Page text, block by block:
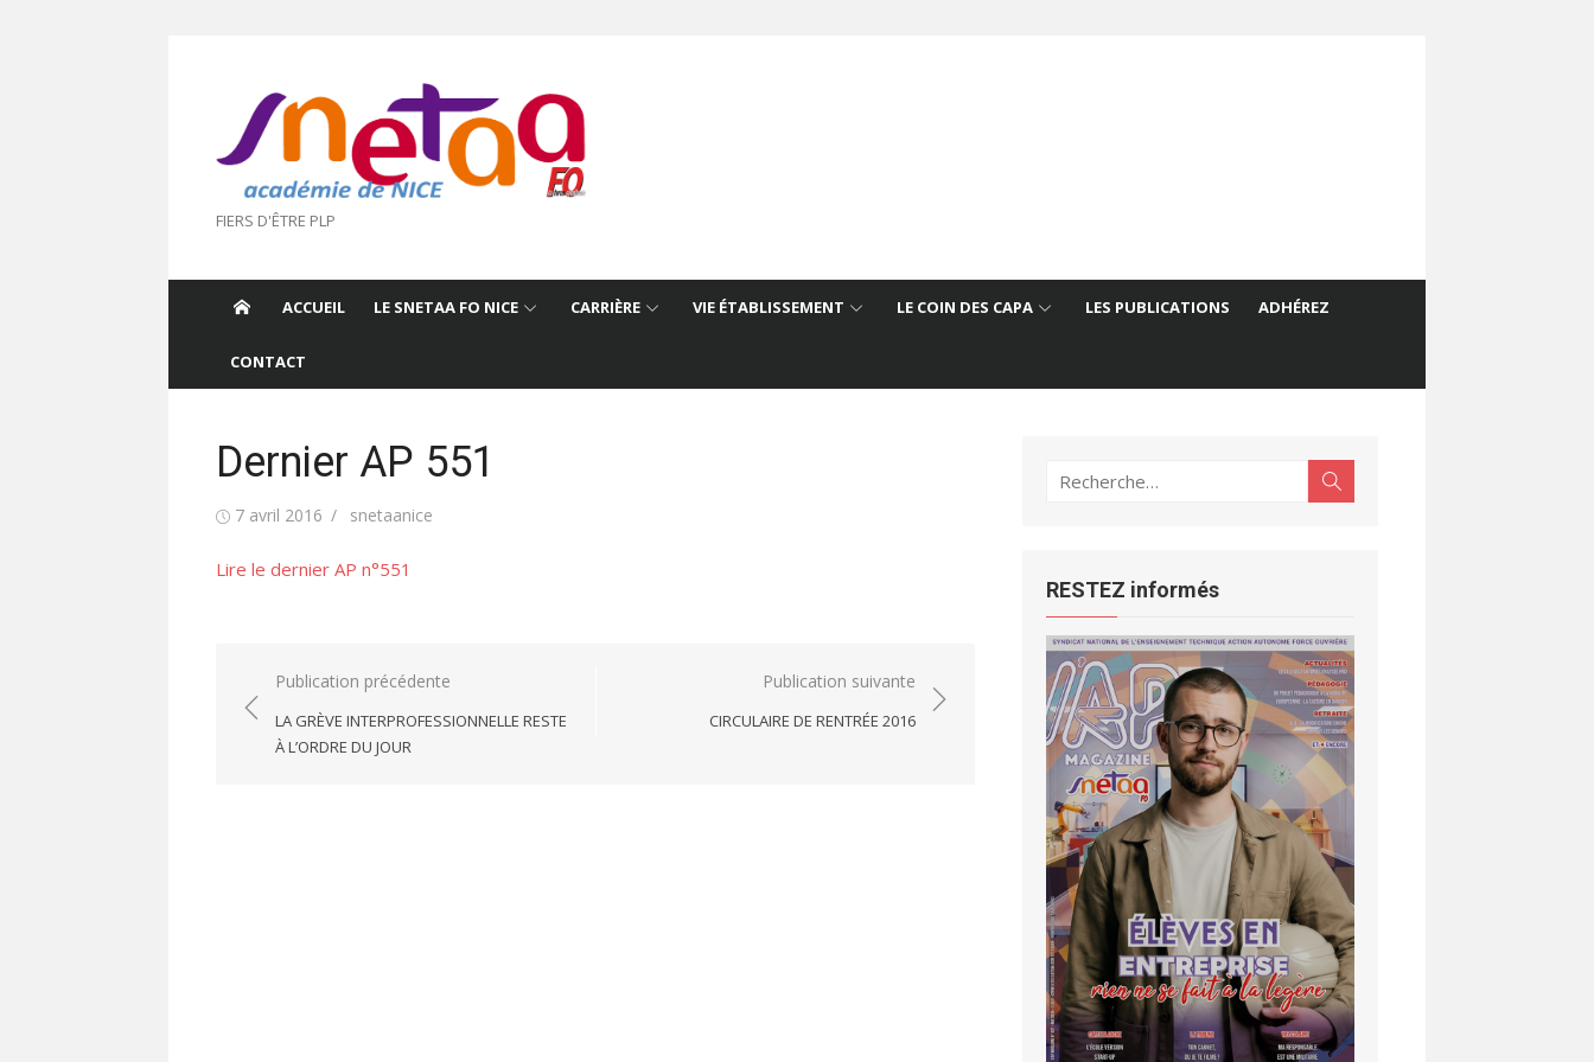
FIERS D'ÊTRE PLP
ACCUEIL LE SNETAA FO NICE CARRIÈRE VIE ÉTABLISSEMENT LE COIN DES CAPA LES PUBLICATIONS ADHÉREZ
CONTACT
Dernier AP 551
Publié7 avril 2016 Auteur/autrice
snetaanice
Lire le dernier AP n°551
Navigation
de
l’article
Publication précédente
LA GRÈVE INTERPROFESSIONNELLE RESTE
À L’ORDRE DU JOUR
Publication suivante
CIRCULAIRE DE RENTRÉE 2016
Recherche
RESTEZ informés